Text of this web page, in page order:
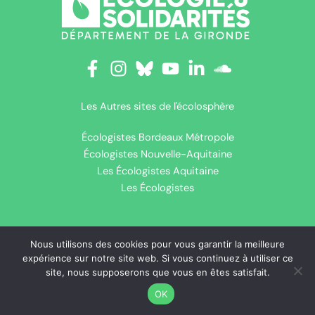
Les Autres sites de l'écolosphère
Écologistes Bordeaux Métropole
Écologistes Nouvelle-Aquitaine
Les Écologistes Aquitaine
Les Écologistes
Copyright © 2026 Ecologie & Solidarités - Département de la
Gironde |Thème WordPress Astra
Politique de cookies (UE)
Nous utilisons des cookies pour vous garantir la meilleure
expérience sur notre site web. Si vous continuez à utiliser ce
site, nous supposerons que vous en êtes satisfait.
OK